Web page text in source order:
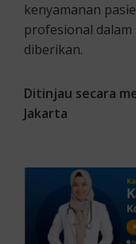
kenyamanan
profesional
diberikan.
Ditinjau secara
Jakarta